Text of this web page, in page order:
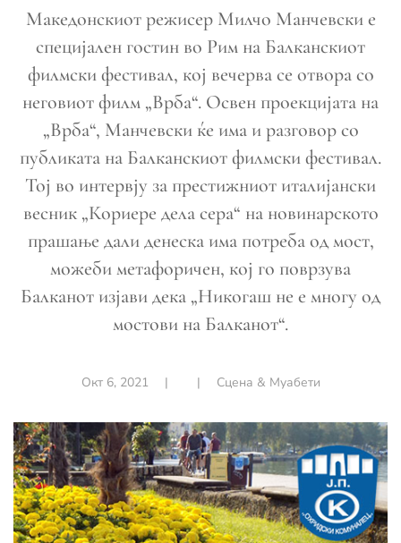
Македонскиот режисер Милчо Манчевски е
специјален гостин во Рим на Балканскиот
филмски фестивал, кој вечерва се отвора со
неговиот филм „Врба“. Освен проекцијата на
„Врба“, Манчевски ќе има и разговор со
публиката на Балканскиот филмски фестивал.
Тој во интервју за престижниот италијански
весник „Кориере дела сера“ на новинарското
прашање дали денеска има потреба од мост,
можеби метафоричен, кој го поврзува
Балканот изјави дека „Никогаш не е многу од
мостови на Балканот“.
Окт 6, 2021| | Сцена & Муабети